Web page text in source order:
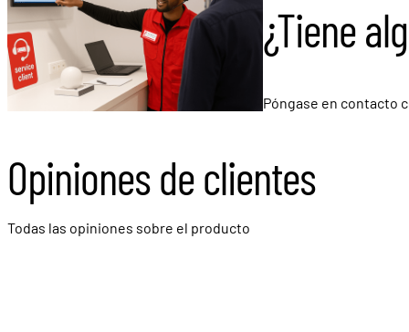
¿Tiene
Póngase en contacto
Opiniones de clientes
Todas las opiniones sobre el producto